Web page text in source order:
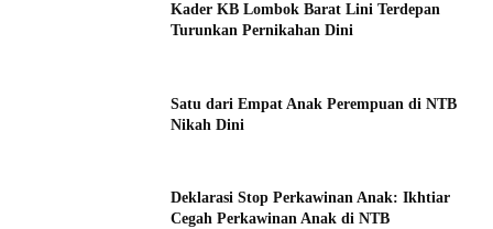
Kader KB Lombok Barat Lini Terdepan
Turunkan Pernikahan Dini
Satu dari Empat Anak Perempuan di NTB
Nikah Dini
Deklarasi Stop Perkawinan Anak: Ikhtiar
Cegah Perkawinan Anak di NTB